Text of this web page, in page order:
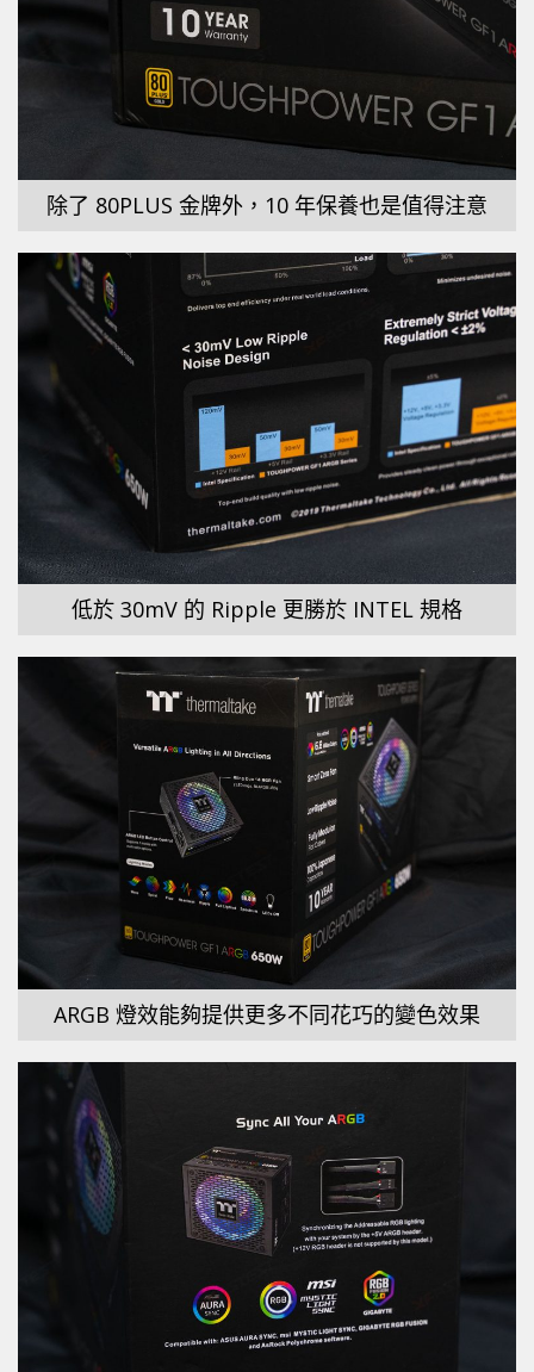
除了 80PLUS 金牌外，10 年保養也是值得注意
低於 30mV 的 Ripple 更勝於 INTEL 規格
ARGB 燈效能夠提供更多不同花巧的變色效果